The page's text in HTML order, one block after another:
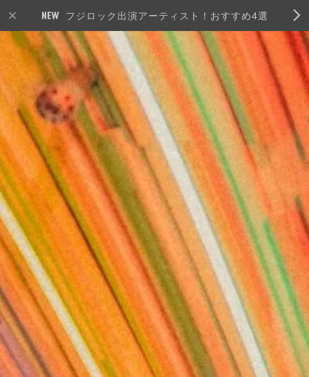
フジロック出演アーティスト！おすすめ4選